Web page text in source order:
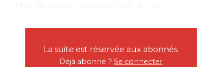
La suite est réservée aux abonnés.
Déjà abonné ? Se connecter